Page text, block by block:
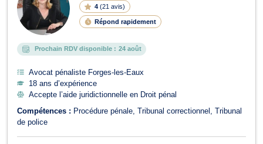
4 (21 avis)
Répond rapidement
Prochain RDV disponible : 24 août
Avocat pénaliste Forges-les-Eaux
18 ans d’expérience
Accepte l’aide juridictionnelle en Droit pénal
Compétences : Procédure pénale Tribunal correctionnel
Tribunal
de police